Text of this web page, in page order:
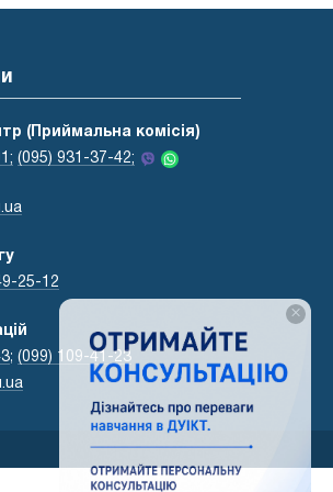
(Приймальна комісія)
(095) 931-37-42;
25-12
; (099) 109-41-23
×